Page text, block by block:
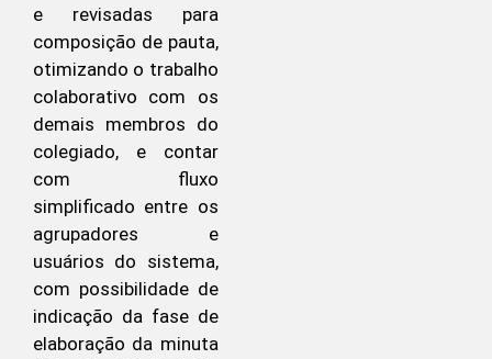
e revisadas para
composição de pauta,
otimizando o trabalho
colaborativo com os
demais membros do
colegiado, e contar
com fluxo
simplificado entre os
agrupadores e
usuários do sistema,
com possibilidade de
indicação da fase de
elaboração da minuta